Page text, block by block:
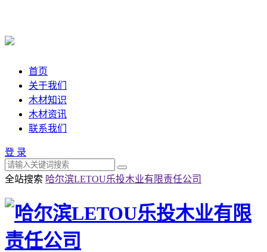
首页
关于我们
木材知识
木材资讯
联系我们
登 录
全站搜索 哈尔滨LETOU乐投木业有限责任公司